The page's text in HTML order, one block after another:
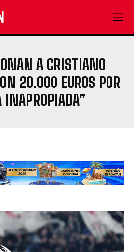
A CRISTIANO
20.000 EUROS POR
INAPROPIADA”